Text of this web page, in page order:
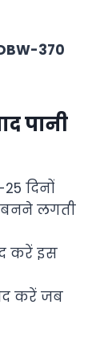
370
पानी
दिनों
बनने लगती
करें इस
करें जब